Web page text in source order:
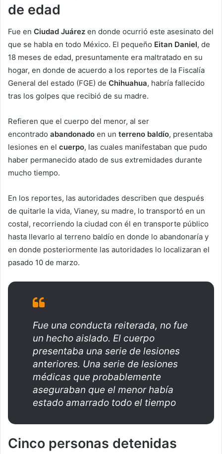
de edad
Fue en Ciudad Juárez en donde ocurrió este asesinato del
que se habla en todo México. El pequeño Eitan Daniel, de
18 meses de edad, presuntamente era maltratado en su
hogar, en donde de acuerdo a los reportes de la Fiscalía
General del estado (FGE) de Chihuahua, habría fallecido
tras los golpes que recibió de su madre.
Refieren que el cuerpo del menor, al ser
encontrado abandonado en un terreno baldío, presentaba
lesiones en el cuerpo, las cuales manifestaban que pudo
haber permanecido atado de sus extremidades durante
mucho tiempo.
En los reportes, las autoridades describen que después
de quitarle la vida, Vianey, su madre, lo transportó en un
costal, recorriendo la ciudad con él en transporte público
hasta llevarlo al terreno baldío en donde lo abandonaría y
en donde posteriormente las autoridades lo localizaran el
pasado 10 de marzo.
Fue una conducta reiterada, no fue
un hecho aislado. El cuerpo
presentaba una serie de lesiones
anteriores. Una serie de lesiones
médicas que probablemente
aseguraban que el menor había
estado amarrado todo el tiempo
Cinco personas detenidas